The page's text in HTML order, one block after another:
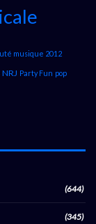
musique 2012
NRJ Party Fun pop
(644)
(345)